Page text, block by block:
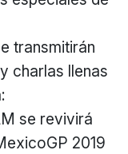
transmitirán
charlas llenas
se revivirá
2019